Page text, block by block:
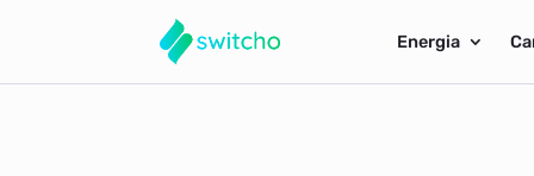
Energia